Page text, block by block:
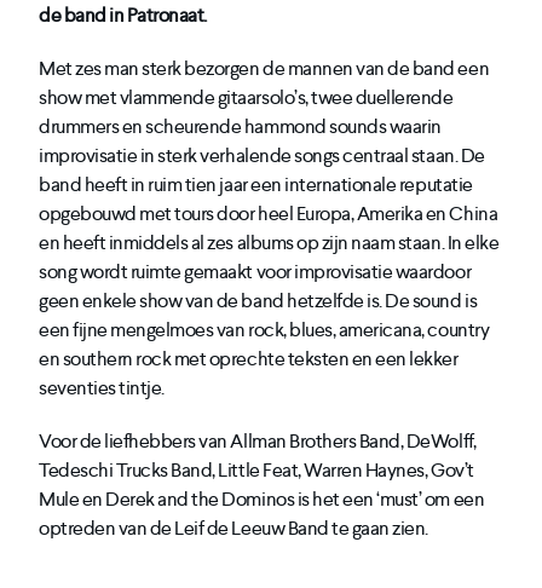
de band in Patronaat.
Met zes man sterk bezorgen de mannen van de band een
show met vlammende gitaarsolo’s, twee duellerende
drummers en scheurende hammond sounds waarin
improvisatie in sterk verhalende songs centraal staan. De
band heeft in ruim tien jaar een internationale reputatie
opgebouwd met tours door heel Europa, Amerika en China
en heeft inmiddels al zes albums op zijn naam staan. In elke
song wordt ruimte gemaakt voor improvisatie waardoor
geen enkele show van de band hetzelfde is. De sound is
een fijne mengelmoes van rock, blues, americana, country
en southern rock met oprechte teksten en een lekker
seventies tintje.
Voor de liefhebbers van Allman Brothers Band, DeWolff,
Tedeschi Trucks Band, Little Feat, Warren Haynes, Gov’t
Mule en Derek and the Dominos is het een ‘must’ om een
optreden van de Leif de Leeuw Band te gaan zien.